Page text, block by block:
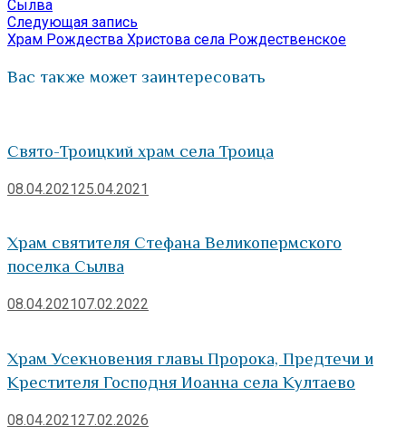
по
записям
Сылва
Следующая запись
запись:
Храм Рождества Христова села Рождественское
Вас также может заинтересовать
Свято-Троицкий храм села Троица
08.04.202125.04.2021
Храм святителя Стефана Великопермского
поселка Сылва
08.04.202107.02.2022
Храм Усекновения главы Пророка, Предтечи и
Крестителя Господня Иоанна села Култаево
08.04.202127.02.2026